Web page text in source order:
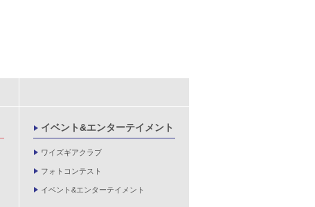
イベント&エンターテイメント
ワイズギアクラブ
フォトコンテスト
イベント&エンターテイメント